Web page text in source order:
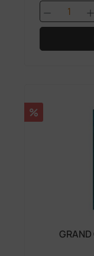
Produkt
Rabatt
%